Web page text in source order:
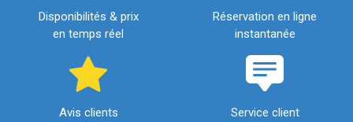
Disponibilités & prix
en temps réel
Réservation en ligne
instantanée
Avis clients
Service client